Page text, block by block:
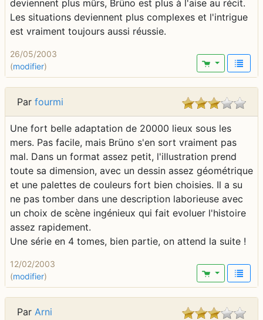
deviennent plus mûrs, Brüno est plus à l'aise au récit.
Les situations deviennent plus complexes et l'intrigue
est vraiment toujours aussi réussie.
26/05/2003
(modifier)
Par fourmi
Une fort belle adaptation de 20000 lieux sous les
mers. Pas facile, mais Brüno s'en sort vraiment pas
mal. Dans un format assez petit, l'illustration prend
toute sa dimension, avec un dessin assez géométrique
et une palettes de couleurs fort bien choisies. Il a su
ne pas tomber dans une description laborieuse avec
un choix de scène ingénieux qui fait evoluer l'histoire
assez rapidement.
Une série en 4 tomes, bien partie, on attend la suite !
12/02/2003
(modifier)
Par Arni